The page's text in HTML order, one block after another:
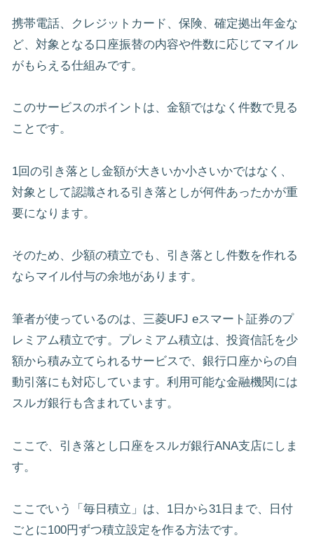
携帯電話、クレジットカード、保険、確定拠出年金な
ど、対象となる口座振替の内容や件数に応じてマイル
がもらえる仕組みです。
このサービスのポイントは、金額ではなく件数で見る
ことです。
1回の引き落とし金額が大きいか小さいかではなく、
対象として認識される引き落としが何件あったかが重
要になります。
そのため、少額の積立でも、引き落とし件数を作れる
ならマイル付与の余地があります。
筆者が使っているのは、三菱UFJ eスマート証券のプ
レミアム積立です。プレミアム積立は、投資信託を少
額から積み立てられるサービスで、銀行口座からの自
動引落にも対応しています。利用可能な金融機関には
スルガ銀行も含まれています。
ここで、引き落とし口座をスルガ銀行ANA支店にしま
す。
ここでいう「毎日積立」は、1日から31日まで、日付
ごとに100円ずつ積立設定を作る方法です。